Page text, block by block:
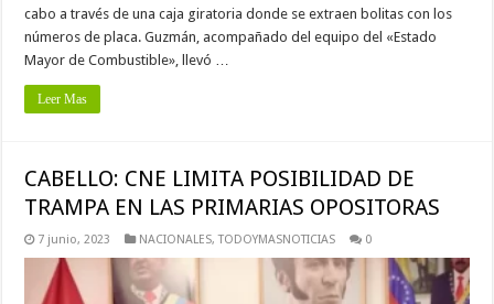
cabo a través de una caja giratoria donde se extraen bolitas con los
números de placa. Guzmán, acompañado del equipo del «Estado
Mayor de Combustible», llevó …
Leer Mas
CABELLO: CNE LIMITA POSIBILIDAD DE
TRAMPA EN LAS PRIMARIAS OPOSITORAS
7 junio, 2023 NACIONALES,TODOYMASNOTICIAS 0